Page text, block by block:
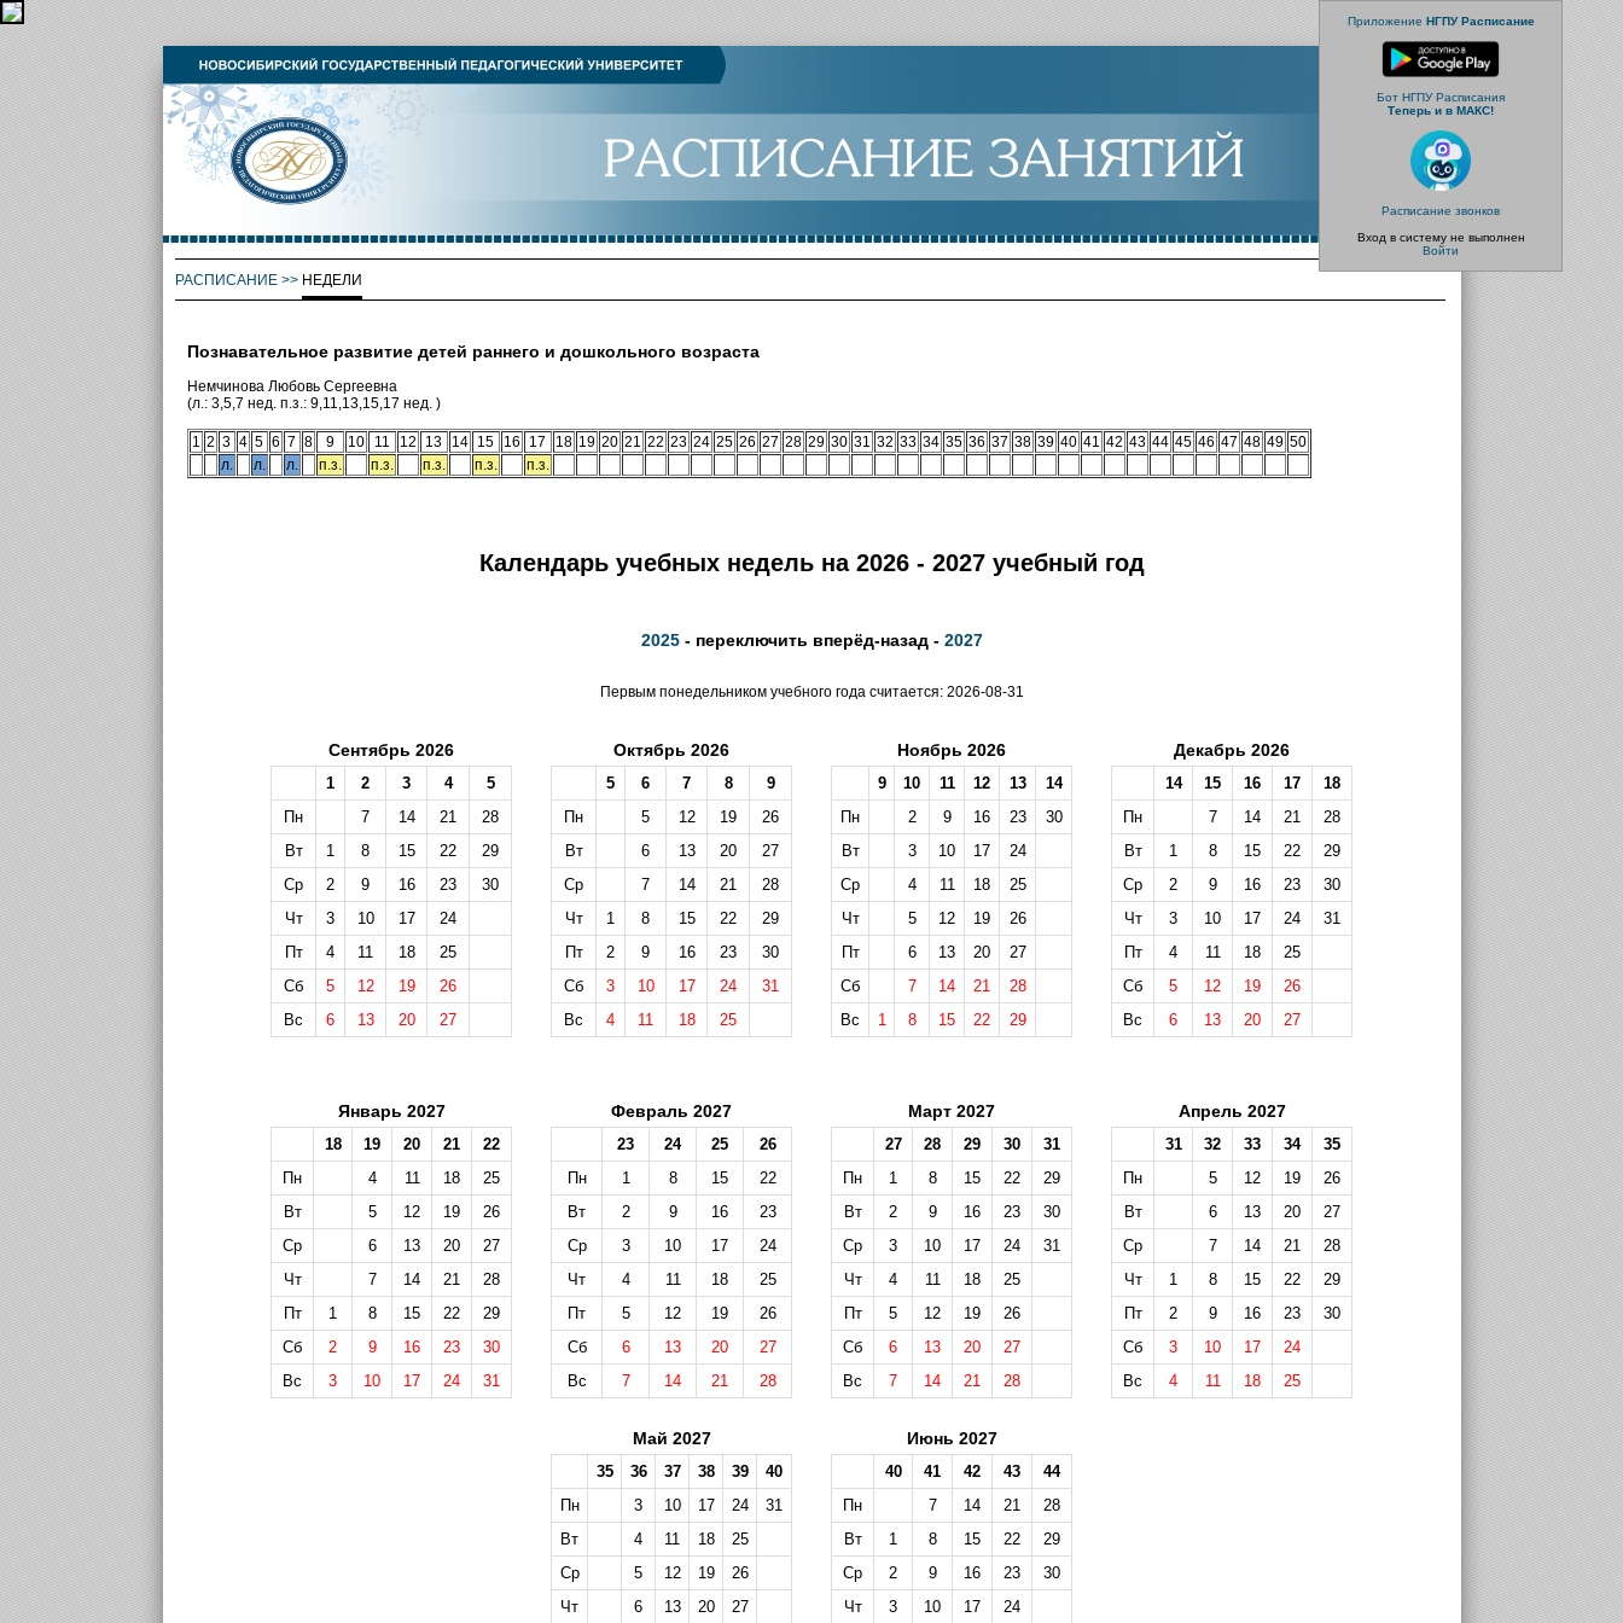
Приложение НГПУ Расписание
Бот НГПУ Расписания
Теперь и в МАКС!
Расписание звонков
Вход в систему не выполнен
Войти
РАСПИСАНИЕ>> НЕДЕЛИ
Познавательное развитие детей раннего и дошкольного возраста
Немчинова Любовь Сергеевна
(л.: 3,5,7 нед. п.з.: 9,11,13,15,17 нед. )
1 2 3 4 5 6 7 8 9 10 11 12 13 14 15 16 17 18 19 20 21 22 23 24 25 26 27 28 29 30 31 32 33 34 35 36 37 38 39 40 41 42 43 44 45 46 47 48 49 50
л.
л. л. п.з. п.з. п.з. п.з. п.з.
Календарь учебных недель на 2026 - 2027 учебный год
2025- переключить вперёд-назад - 2027
Первым понедельником учебного года считается: 2026-08-31
Сентябрь 2026
1 2 3 4
5
Пн
7 14 21
28
Вт
1 8 15 22
29
Ср
2 9 16 23
30
Чт
3 10 17
24
Пт
4 11 18
25
Сб
5 12 19
26
Вс
6 13 20 27
Октябрь 2026
5 6 7 8
9
Пн
5 12 19
26
Вт
6 13 20
27
Ср
7 14 21
28
Чт
1 8 15 22
29
Пт
2 9 16 23
30
Сб
3 10 17 24
31
Вс
4 11 18 25
Ноябрь 2026
9 10 11 12 13
14
Пн
2 9 16 23
30
Вт
3 10 17
24
Ср
4 11 18
25
Чт
5 12 19
26
Пт
6 13 20
27
Сб
7 14 21
28
Вс
1 8 15 22 29
Декабрь 2026
14 15 16 17
18
Пн
7 14 21
28
Вт
1 8 15 22
29
Ср
2 9 16 23
30
Чт
3 10 17 24
31
Пт
4 11 18
25
Сб
5 12 19
26
Вс
6 13 20 27
Январь 2027
18 19 20 21
22
Пн
4 11 18
25
Вт
5 12 19
26
Ср
6 13 20
27
Чт
7 14 21
28
Пт
1 8 15 22
29
Сб
2 9 16 23
30
Вс
3 10 17 24 31
Февраль 2027
23 24 25
26
Пн
1 8 15
22
Вт
2 9 16
23
Ср
3 10 17
24
Чт
4 11 18
25
Пт
5 12 19
26
Сб
6 13 20
27
Вс
7 14 21 28
Март 2027
27 28 29 30
31
Пн
1 8 15 22
29
Вт
2 9 16 23
30
Ср
3 10 17 24
31
Чт
4 11 18
25
Пт
5 12 19
26
Сб
6 13 20
27
Вс
7 14 21 28
Апрель 2027
31 32 33 34
35
Пн
5 12 19
26
Вт
6 13 20
27
Ср
7 14 21
28
Чт
1 8 15 22
29
Пт
2 9 16 23
30
Сб
3 10 17
24
Вс
4 11 18 25
Май 2027
35 36 37 38 39
40
Пн
3 10 17 24
31
Вт
4 11 18
25
Ср
5 12 19
26
Чт
6 13 20 27
Июнь 2027
40 41 42 43
44
Пн
7 14 21
28
Вт
1 8 15 22
29
Ср
2 9 16 23
30
Чт
3 10 17 24